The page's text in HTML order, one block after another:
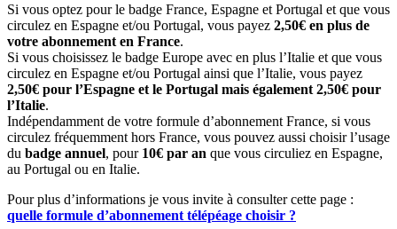
Si vous optez pour le badge France, Espagne et Portugal et que vous
circulez en Espagne et/ou Portugal, vous payez 2,50€ en plus de
votre abonnement en France.
Si vous choisissez le badge Europe avec en plus l’Italie et que vous
circulez en Espagne et/ou Portugal ainsi que l’Italie, vous payez
2,50€ pour l’Espagne et le Portugal mais également 2,50€ pour
l’Italie.
Indépendamment de votre formule d’abonnement France, si vous
circulez fréquemment hors France, vous pouvez aussi choisir l’usage
du badge annuel, pour 10€ par an que vous circuliez en Espagne,
au Portugal ou en Italie.
Pour plus d’informations je vous invite à consulter cette page :
quelle formule d’abonnement télépéage choisir ?